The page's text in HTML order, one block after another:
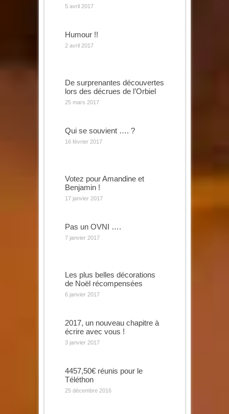
5 avril 2017
Humour !!
2 avril 2017
De surprenantes découvertes
lors des décrues de l’Orbiel
25 mars 2017
Qui se souvient …. ?
16 février 2017
Votez pour Amandine et
Benjamin !
17 janvier 2017
Pas un OVNI ….
7 janvier 2017
Les plus belles décorations
de Noël récompensées
6 janvier 2017
2017, un nouveau chapitre à
écrire avec vous !
3 janvier 2017
4457,50€ réunis pour le
Téléthon
25 décembre 2016